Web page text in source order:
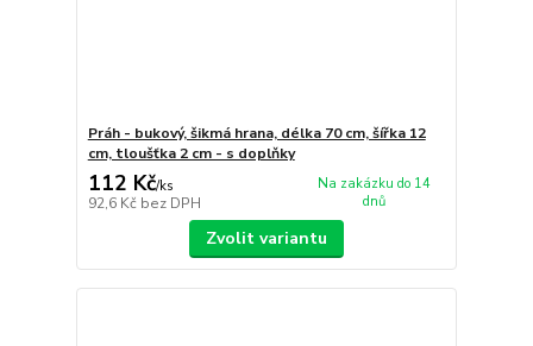
Práh - bukový, šikmá hrana, délka 70 cm, šířka 12
cm, tloušťka 2 cm - s doplňky
112 Kč/ks
92,6 Kč bez DPH
Na zakázku do 14
dnů
Zvolit variantu